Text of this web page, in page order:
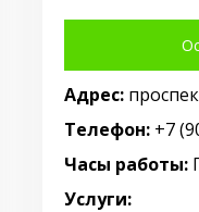
Адрес:
Телефон: +7
Часы работы:
Услуги: